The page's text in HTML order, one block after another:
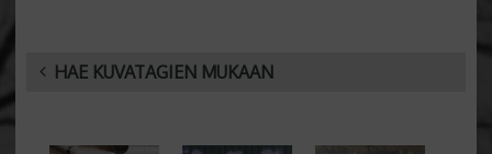
HAE KUVATAGIEN MUKAAN